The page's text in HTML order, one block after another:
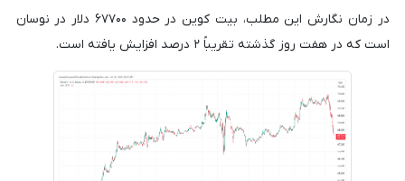
در زمان نگارش این مطلب، بیت کوین در حدود ۶۷۷۰۰ دلار در نوسان
است که در هفت روز گذشته تقریباً ۲ درصد افزایش یافته است.